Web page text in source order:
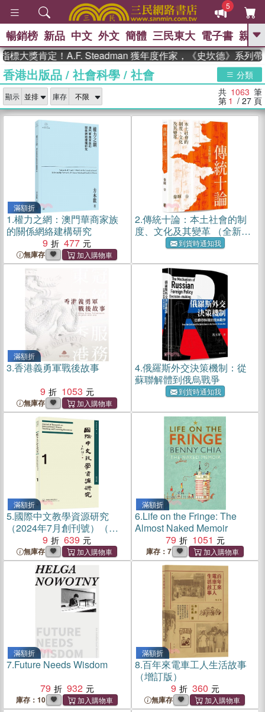
5
GO
熱搜： 東野圭吾 高希均教授回憶錄
、 The Odyssey 、 父親節 、 如果歷
國際布克
獎 臺灣漫遊錄 、 方念華 、 台灣的李
數學女孩：黎曼猜想
偉大的迷走神經
暢銷榜 新品 中文 外文 簡體 三民東大 電子書 親子
肯定！A.F. Steadman 獲年度作家，《史坎德》系列帶你踏
香港出版品 / 社會科學 / 社會 分類
顯示 庫存 共 1063 筆
第 1 / 27 頁
滿額折
1.權力之網：澳門華商家族
的關係網絡建構研究
9
477
無庫存
2.傳統十論：本土社會的制
度、文化及其變革 （全新增
到貨時通知我
滿額折
3.香港義勇軍戰後故事
9
1053
無庫存
4.俄羅斯外交決策機制：從
蘇聯解體到俄烏戰爭
到貨時通知我
滿額折
5.國際中文教學資源研究
（2024年7月創刊號）（總
9 639
無庫存
滿額折
6.Life on the Fringe: The
Almost Naked Memoir
79
1051
庫存：7
滿額折
7.Future Needs Wisdom
79
932
庫存：10
滿額折
8.百年來電車工人生活故事
（增訂版）
9
360
無庫存